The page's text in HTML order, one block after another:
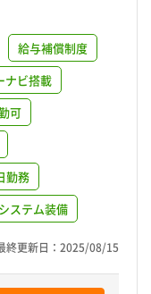
給与補償制度
ナビ搭載
可
勤務
ステム装備
終更新日： 2025/08/15